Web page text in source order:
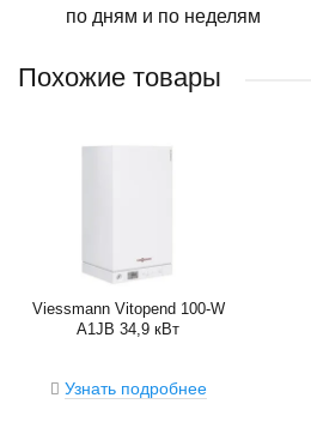
по дням и по неделям
Похожие товары
Viessmann Vitopend 100-W
A1JB 34,9 кВт
Узнать подробнее